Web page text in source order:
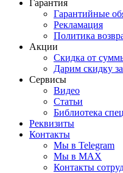
Гарантия
Гарантийные
Рекламация
Политика
Акции
Скидка от
Дарим скидку
Сервисы
Видео
Статьи
Библиотека
Реквизиты
Контакты
Мы в Telegram
Мы в MAX
Контакты